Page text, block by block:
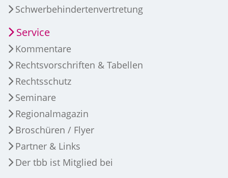
Schwerbehindertenvertretung
Service
Kommentare
Rechtsvorschriften & Tabellen
Rechtsschutz
Seminare
Regionalmagazin
Broschüren / Flyer
Partner & Links
Der tbb ist Mitglied bei